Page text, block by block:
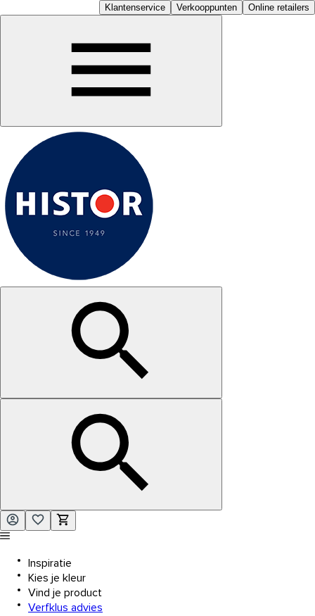
Klantenservice Verkooppunten Online retailers
Inspiratie
Kies je kleur
Vind je product
Verfklus advies